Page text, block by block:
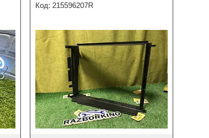
215596207R